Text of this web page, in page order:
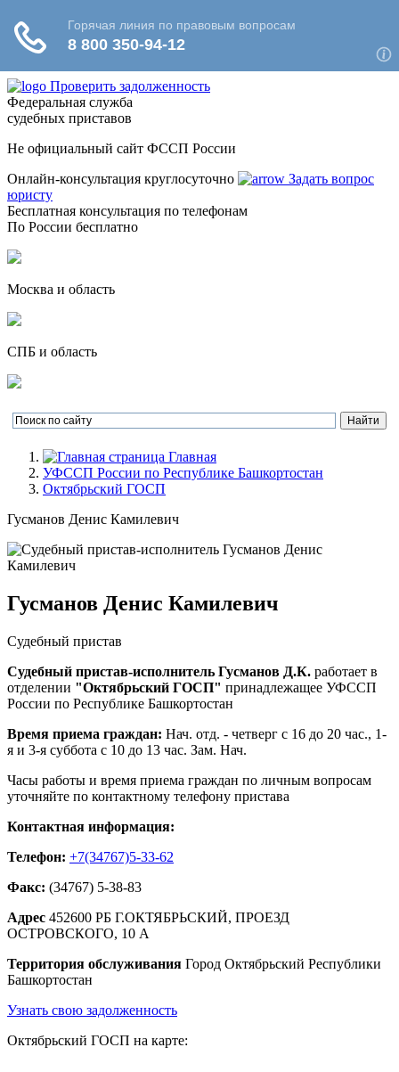
Проверить задолженность
Федеральная служба
судебных приставов
Не официальный сайт ФССП России
Онлайн-консультация круглосуточно
Задать вопрос
юристу
Бесплатная консультация по телефонам
По России бесплатно
Москва и область
СПБ и область
Главная
УФССП России по Республике Башкортостан
Октябрьский ГОСП
Гусманов Денис Камилевич
Гусманов Денис Камилевич
Судебный пристав
Судебный пристав-исполнитель Гусманов Д.К. работает в
отделении "Октябрьский ГОСП" принадлежащее УФССП
России по Республике Башкортостан
Время приема граждан: Нач. отд. - четверг с 16 до 20 час., 1-
я и 3-я суббота с 10 до 13 час. Зам. Нач.
Часы работы и время приема граждан по личным вопросам
уточняйте по контактному телефону пристава
Контактная информация:
Телефон: +7(34767)5-33-62
Факс: (34767) 5-38-83
Адрес 452600 РБ Г.ОКТЯБРЬСКИЙ, ПРОЕЗД
ОСТРОВСКОГО, 10 А
Территория обслуживания Город Октябрьский Республики
Башкортостан
Узнать свою задолженность
Октябрьский ГОСП на карте: